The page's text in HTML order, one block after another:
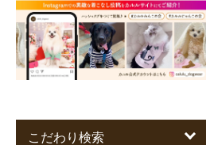
こだわり検索